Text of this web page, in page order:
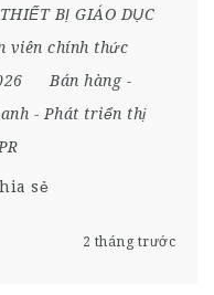
BỊ GIÁO DỤC
viên chính thức
Bán hàng-
- Phát triển thị
sẻ
2 tháng trước